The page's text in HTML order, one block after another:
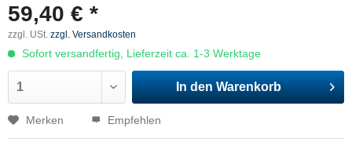
59,40 € *
zzgl. USt. zzgl. Versandkosten
Sofort versandfertig, Lieferzeit ca. 1-3 Werktage
In den Warenkorb
Merken Empfehlen